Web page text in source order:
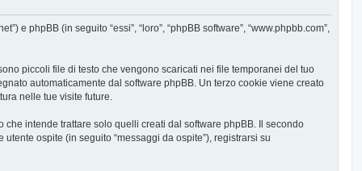
e phpBB (in seguito “essi”, “loro”, “phpBB software”, “www.phpbb.com”,
piccoli file di testo che vengono scaricati nei file temporanei del tuo
automaticamente dal software phpBB. Un terzo cookie viene creato
nelle tue visite future.
intende trattare solo quelli creati dal software phpBB. Il secondo
ospite (in seguito “messaggi da ospite”), registrarsi su